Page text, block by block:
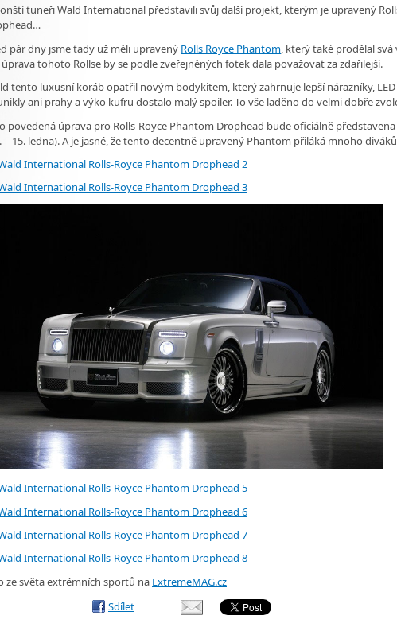
tuneři Wald International představili svůj další projekt, kterým je upravený
pár dny jsme tady už měli upravený Rolls Royce Phantom, který také prodělal svá
úprava tohoto Rollse by se podle zveřejněných fotek dala považovat za zdařilejší.
tento luxusní koráb opatřil novým bodykitem, který zahrnuje lepší nárazníky,
ani prahy a výko kufru dostalo malý spoiler. To vše laděno do velmi dobře
povedená úprava pro Rolls-Royce Phantom Drophead bude oficiálně
– 15. ledna). A je jasné, že tento decentně upravený Phantom přiláká mnoho
ze světa extrémních sportů na ExtremeMAG.cz
Sdílet